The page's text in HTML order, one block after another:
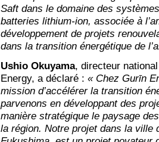
Saft dans le domaine des
batteries lithium-ion, associée à
développement de projets
dans la transition énergétique de
Ushio Okuyama, directeur
Energy, a déclaré : « Chez Gurīn
mission d’accélérer la transition
parvenons en développant des
manière stratégique le paysage
la région. Notre projet dans la ville